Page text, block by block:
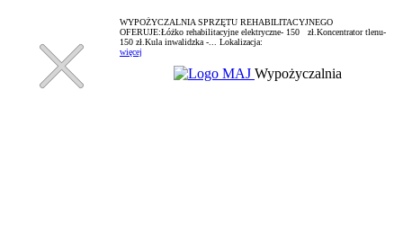
WYPOŻYCZALNIA SPRZĘTU REHABILITACYJNEGO
OFERUJE:Łóżko rehabilitacyjne elektryczne- 150 zł.Koncentrator tlenu-
150 zł.Kula inwalidzka -... Lokalizacja:
więcej
Wypożyczalnia